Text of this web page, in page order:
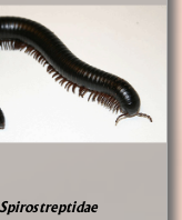
Spirostreptidae